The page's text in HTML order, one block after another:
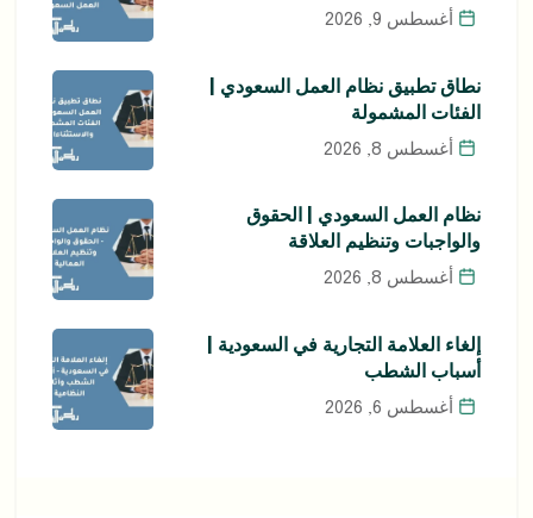
أغسطس 9, 2026
نطاق تطبيق نظام العمل السعودي |
الفئات المشمولة
أغسطس 8, 2026
نظام العمل السعودي | الحقوق
والواجبات وتنظيم العلاقة
أغسطس 8, 2026
إلغاء العلامة التجارية في السعودية |
أسباب الشطب
أغسطس 6, 2026